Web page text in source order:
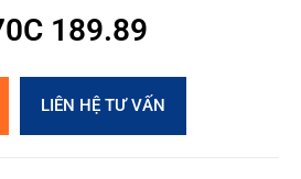
189.89
LIÊN HỆ TƯ VẤN